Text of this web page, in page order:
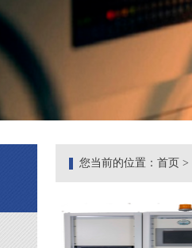
您当前的位置： 首页 >